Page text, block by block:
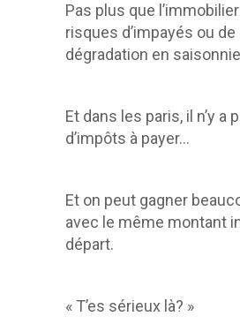
Pas plus que
risques d’impayés ou de
dégradation en
Et dans les paris, il n’y a
d’impôts à payer…
Et on peut gagner
avec le même montant
départ.
« T’es sérieux là? »